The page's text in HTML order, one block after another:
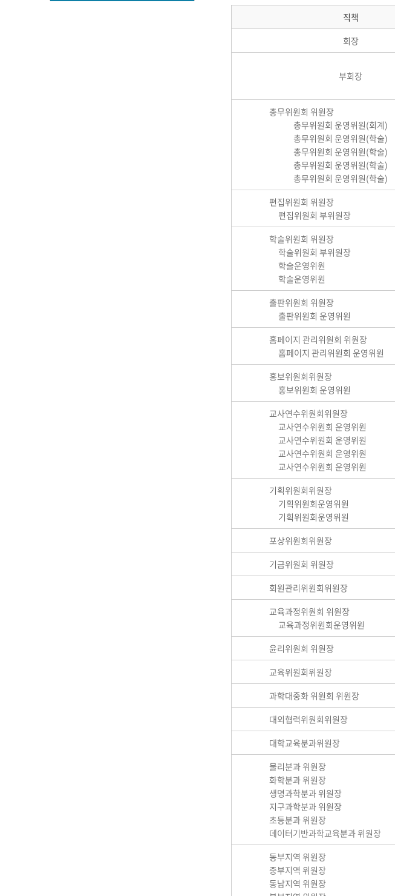
직책
회장
부회장
총무위원회 위원장
총무위원회 운영위원(회계)
총무위원회 운영위원(학술)
총무위원회 운영위원(학술)
총무위원회 운영위원(학술)
총무위원회 운영위원(학술)
편집위원회 위원장
편집위원회 부위원장
학술위원회 위원장
학술위원회 부위원장
학술운영위원
학술운영위원
출판위원회 위원장
출판위원회 운영위원
홈페이지 관리위원회 위원장
홈페이지 관리위원회 운영위원
홍보위원회위원장
홍보위원회 운영위원
교사연수위원회위원장
교사연수위원회 운영위원
교사연수위원회 운영위원
교사연수위원회 운영위원
교사연수위원회 운영위원
기획위원회위원장
기획위원회운영위원
기획위원회운영위원
포상위원회위원장
기금위원회 위원장
회원관리위원회위원장
교육과정위원회 위원장
교육과정위원회운영위원
윤리위원회 위원장
교육위원회위원장
과학대중화 위원회 위원장
대외협력위원회위원장
대학교육분과위원장
물리분과 위원장
화학분과 위원장
생명과학분과 위원장
지구과학분과 위원장
초등분과 위원장
데이터기반과학교육분과 위원장
동부지역 위원장
중부지역 위원장
동남지역 위원장